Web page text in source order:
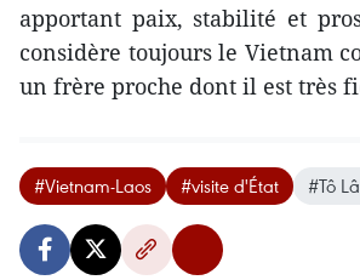
apportant paix, stabilité et
considère toujours le Vietnam
un frère proche dont il est très
#Vietnam-Laos #visite d'État #Tô